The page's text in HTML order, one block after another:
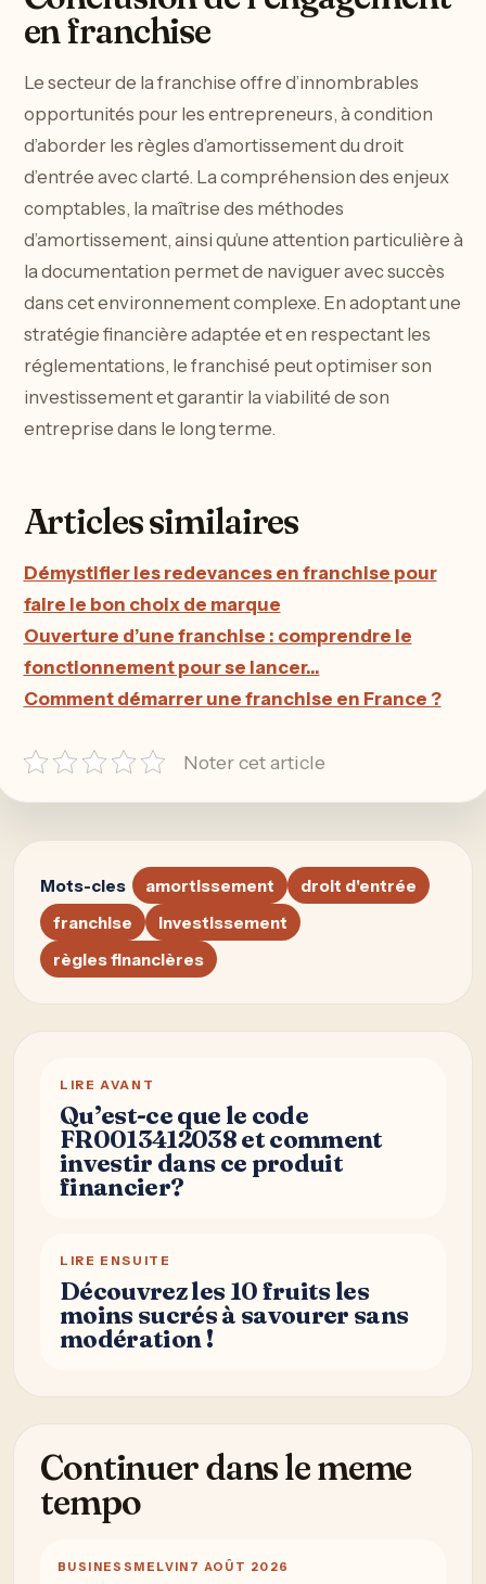
en franchise
Le secteur de la franchise offre d’innombrables
opportunités pour les entrepreneurs, à condition
d’aborder les règles d’amortissement du droit
d’entrée avec clarté. La compréhension des enjeux
comptables, la maîtrise des méthodes
d’amortissement, ainsi qu’une attention particulière à
la documentation permet de naviguer avec succès
dans cet environnement complexe. En adoptant une
stratégie financière adaptée et en respectant les
réglementations, le franchisé peut optimiser son
investissement et garantir la viabilité de son
entreprise dans le long terme.
Articles similaires
Démystifier les redevances en franchise pour
faire le bon choix de marque
Ouverture d’une franchise : comprendre le
fonctionnement pour se lancer…
Comment démarrer une franchise en France ?
Noter cet article
Mots-cles amortissement
droit d'entrée
franchise
investissement
règles financières
LIRE AVANT
Qu’est-ce que le code
FR0013412038 et comment
investir dans ce produit
financier?
LIRE ENSUITE
Découvrez les 10 fruits les
moins sucrés à savourer sans
modération !
Continuer dans le meme
tempo
BUSINESS MELVIN 7 AOÛT 2026